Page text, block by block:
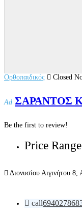
Ορθοπαιδικός Closed
Ad ΣΑΡΑΝΤΟΣ
Be the first to review!
Price Range
Διονυσίου Αιγινήτου
call